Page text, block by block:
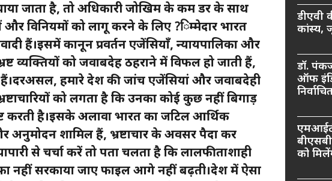
जाता है, तो अधिकारी जोखिम के कम डर के साथ
और विनियमों को लागू करने के लिए ?िम्मेदार भारत
हैं।इसमें कानून प्रवर्तन एजेंसियाँ, न्यायपालिका और
व्यक्तियों को जवाबदेह ठहराने में विफल हो जाती हैं,
हैं।दरअसल, हमारे देश की जांच एजेंसियां और जवाबदेही
को लगता है कि उनका कोई कुछ नहीं बिगाड़
करती है।इसके अलावा भारत का जटिल आर्थिक
अनुमोदन शामिल हैं, भ्रष्टाचार के अवसर पैदा कर
से चर्चा करें तो पता चलता है कि लालफीताशाही
नहीं सरकाया जाए फाइल आगे नहीं बढ़ती।देश में ऐसा
डीएवी
कांस्य,
डॉ.
ऑफ
को